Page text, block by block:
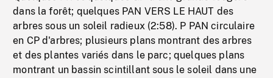
dans la forêt; quelques PAN VERS LE HAUT des
arbres sous un soleil radieux (2:58). P PAN circulaire
en CP d'arbres; plusieurs plans montrant des arbres
et des plantes variés dans le parc; quelques plans
montrant un bassin scintillant sous le soleil dans une